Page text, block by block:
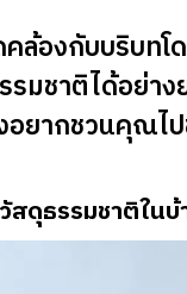
องกับบริบท
มชาติได้อย่า
อยากชวนคุณไ
ดุธรรมชาติในบ้